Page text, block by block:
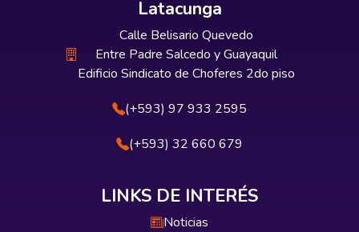
Latacunga
Calle Belisario Quevedo
Entre Padre Salcedo y Guayaquil
Edificio Sindicato de Choferes 2do piso
(+593) 97 933 2595
(+593) 32 660 679
LINKS DE INTERÉS
Noticias